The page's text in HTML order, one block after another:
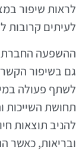
לראות שיפור
לעיתים קרובות
ההשפעה
גם בשיפור
לשתף פעולה
תחושת השייכות
להניב תוצאות
ובריאות, כאשר